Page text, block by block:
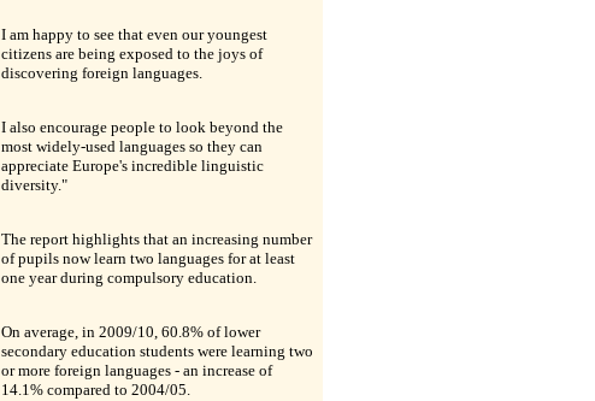
I am happy to see that even our youngest
citizens are being exposed to the joys of
discovering foreign languages.
I also encourage people to look beyond the
most widely-used languages so they can
appreciate Europe's incredible linguistic
diversity."
The report highlights that an increasing number
of pupils now learn two languages for at least
one year during compulsory education.
On average, in 2009/10, 60.8% of lower
secondary education students were learning two
or more foreign languages - an increase of
14.1% compared to 2004/05.